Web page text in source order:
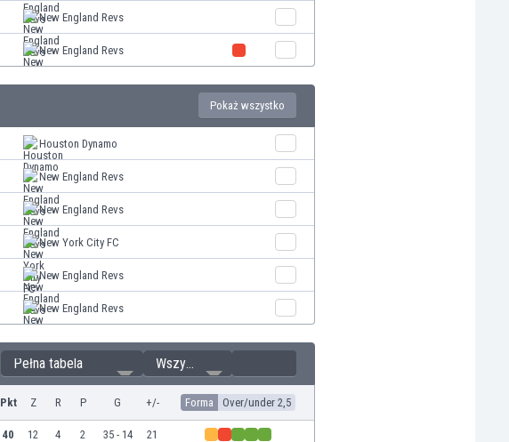
New England Revs
New England Revs
Pokaż wszystko
Houston Dynamo
New England Revs
New England Revs
New York City FC
New England Revs
New England Revs
Pełna tabela Wszystkie
Pkt Z R P G +/- Forma Over/under 2,5
40 12 4 2 35 - 14 21